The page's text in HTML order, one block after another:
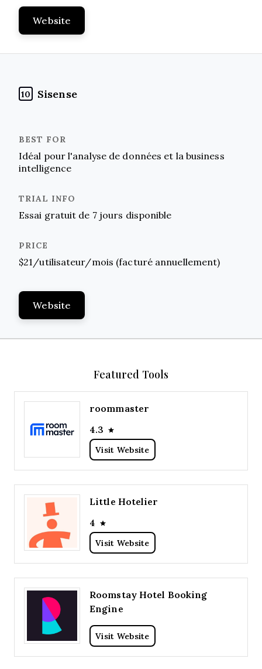
Website
10 Sisense
Idéal pour l'analyse de données et la business
intelligence
Essai gratuit de 7 jours disponible
$21/utilisateur/mois (facturé annuellement)
Website
Featured Tools
roommaster
4.3
Visit Website
Little Hotelier
4
Visit Website
Roomstay Hotel Booking
Engine
Visit Website